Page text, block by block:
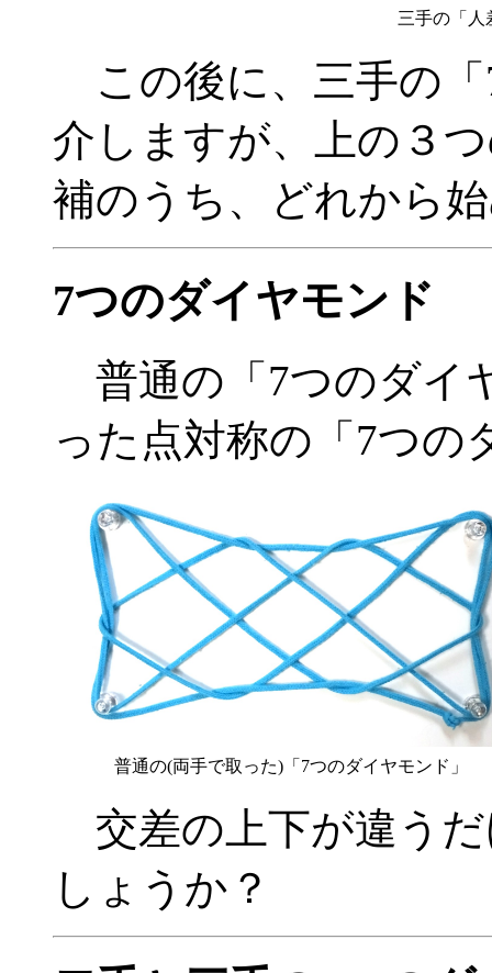
三手の「人
この後に、三手の
介しますが、上の３
補のうち、どれから
7つのダイヤモンド
普通の「7つのダイ
った点対称の「7つの
普通の(両手で取った)「7つのダイヤモンド」
交差の上下が違う
しょうか？